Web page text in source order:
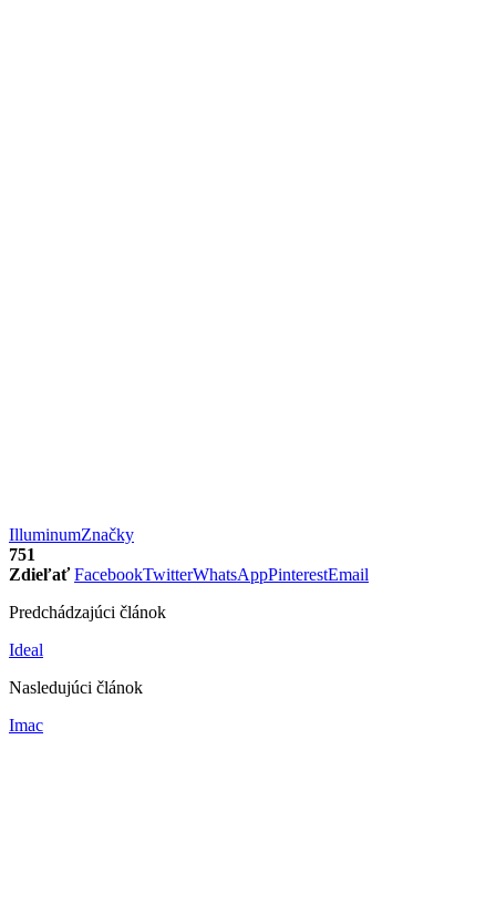
IlluminumZnačky
751
Zdieľať FacebookTwitterWhatsAppPinterestEmail
Predchádzajúci článok
Ideal
Nasledujúci článok
Imac